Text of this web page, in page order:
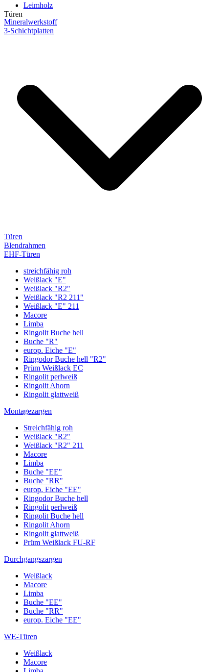
Leimholz
Mineralwerkstoff
3-Schichtplatten
Türen
Türen
Blendrahmen
EHF-Türen
streichfähig roh
Weißlack "E"
Weißlack "R2"
Weißlack "R2 211"
Weißlack "E" 211
Macore
Limba
Ringolit Buche hell
Buche "R"
europ. Eiche "E"
Ringodor Buche hell "R2"
Prüm Weißlack EC
Ringolit perlweiß
Ringolit Ahorn
Ringolit glattweiß
Montagezargen
Streichfähig roh
Weißlack "R2"
Weißlack "R2" 211
Macore
Limba
Buche "EE"
Buche "RR"
europ. Eiche "EE"
Ringodor Buche hell
Ringolit perlweiß
Ringolit Buche hell
Ringolit Ahorn
Ringolit glattweiß
Prüm Weißlack FU-RF
Durchgangszargen
Weißlack
Macore
Limba
Buche "EE"
Buche "RR"
europ. Eiche "EE"
WE-Türen
Weißlack
Macore